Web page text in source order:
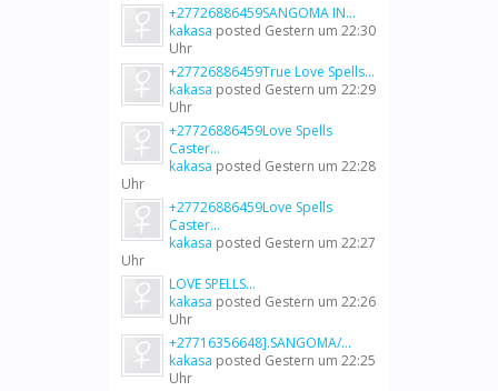
+27726886459SANGOMA IN...
kakasa posted Gestern um 22:30
Uhr
+27726886459True Love Spells...
kakasa posted Gestern um 22:29
Uhr
+27726886459Love Spells
Caster...
kakasa posted Gestern um 22:28
Uhr
+27726886459Love Spells
Caster...
kakasa posted Gestern um 22:27
Uhr
LOVE SPELLS...
kakasa posted Gestern um 22:26
Uhr
+27716356648].SANGOMA/...
kakasa posted Gestern um 22:25
Uhr